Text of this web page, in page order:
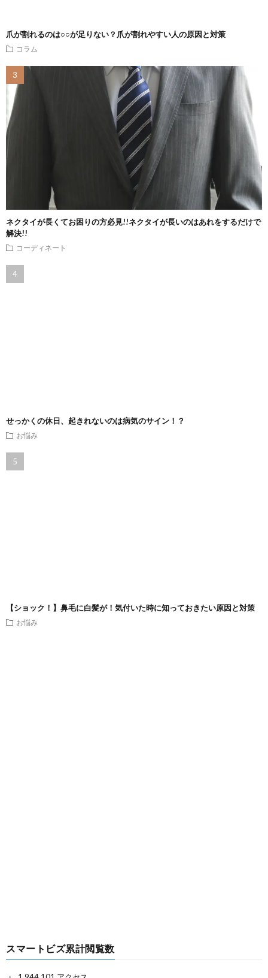
爪が割れるのは○○が足りない？爪が割れやすい人の原因と対策
コラム
ネクタイが長くてお困りの方必見!!ネクタイが長いのはあれをするだけで
解決!!
コーディネート
せっかくの休日、起きれないのは病気のサイン！？
お悩み
【ショック！】鼻毛に白髪が！気付いた時に知っておきたい原因と対策
お悩み
スマートビズ累計閲覧数